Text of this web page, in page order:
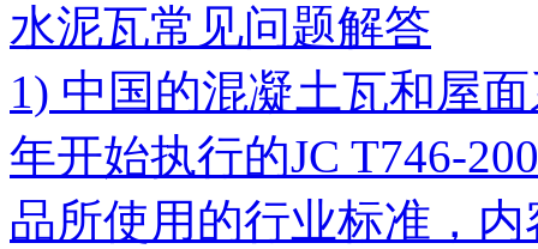
水泥瓦常见问题解答
1) 中国的混凝土瓦和屋
年开始执行的JC T746-
品所使用的行业标准，内